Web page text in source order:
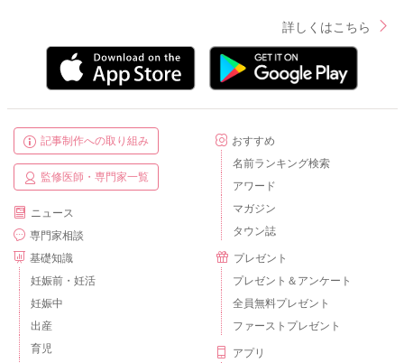
詳しくはこちら
記事制作への取り組み
監修医師・専門家一覧
ニュース
専門家相談
基礎知識
妊娠前・妊活
妊娠中
出産
育児
おすすめ
名前ランキング検索
アワード
マガジン
タウン誌
プレゼント
プレゼント＆アンケート
全員無料プレゼント
ファーストプレゼント
アプリ